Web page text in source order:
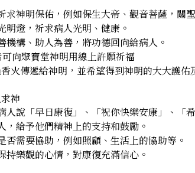
求神明保佑，例如保生大帝、觀音菩薩，關
明燈，祈求病人光明、健康。
機構、助人為善，將功德回向給病人。
向聚寶堂神明用線上許願祈福
火傳遞給神明，並希望得到神明的大大護佑
神
人說「早日康復」、「祝你快樂安康」、「
，給予他們精神上的支持和鼓勵。
否需要協助，例如照顧、生活上的協助等。
持樂觀的心情，對康復充滿信心。